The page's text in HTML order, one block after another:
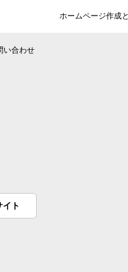
ホームページ作成
い合わせ
イト